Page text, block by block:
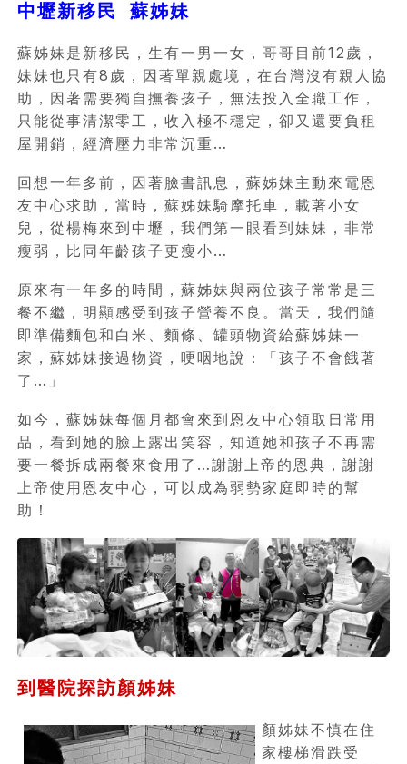
中壢新移民 蘇姊妹
蘇姊妹是新移民，生有一男一女，哥哥目前12歲，
妹妹也只有8歲，因著單親處境，在台灣沒有親人協
助，因著需要獨自撫養孩子，無法投入全職工作，
只能從事清潔零工，收入極不穩定，卻又還要負租
屋開銷，經濟壓力非常沉重…
回想一年多前，因著臉書訊息，蘇姊妹主動來電恩
友中心求助，當時，蘇姊妹騎摩托車，載著小女
兒，從楊梅來到中壢，我們第一眼看到妹妹，非常
瘦弱，比同年齡孩子更瘦小…
原來有一年多的時間，蘇姊妹與兩位孩子常常是三
餐不繼，明顯感受到孩子營養不良。當天，我們隨
即準備麵包和白米、麵條、罐頭物資給蘇姊妹一
家，蘇姊妹接過物資，哽咽地說：「孩子不會餓著
了…」
如今，蘇姊妹每個月都會來到恩友中心領取日常用
品，看到她的臉上露出笑容，知道她和孩子不再需
要一餐拆成兩餐來食用了…謝謝上帝的恩典，謝謝
上帝使用恩友中心，可以成為弱勢家庭即時的幫
助！
到醫院探訪顏姊妹
顏姊妹不慎在住
家樓梯滑跌受